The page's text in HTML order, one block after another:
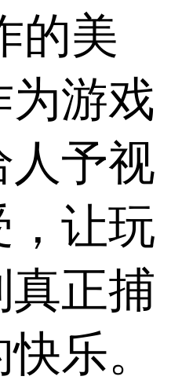
的美
为游戏
人予视
，让玩
真正捕
乐。